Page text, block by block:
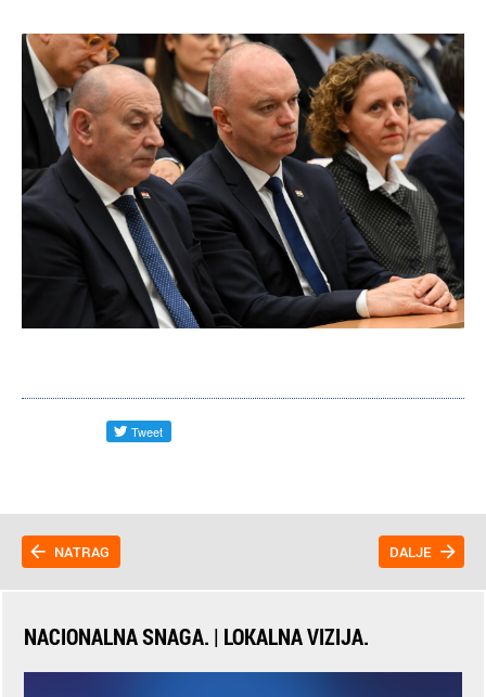
NATRAG DALJE
NACIONALNA SNAGA. | LOKALNA VIZIJA.